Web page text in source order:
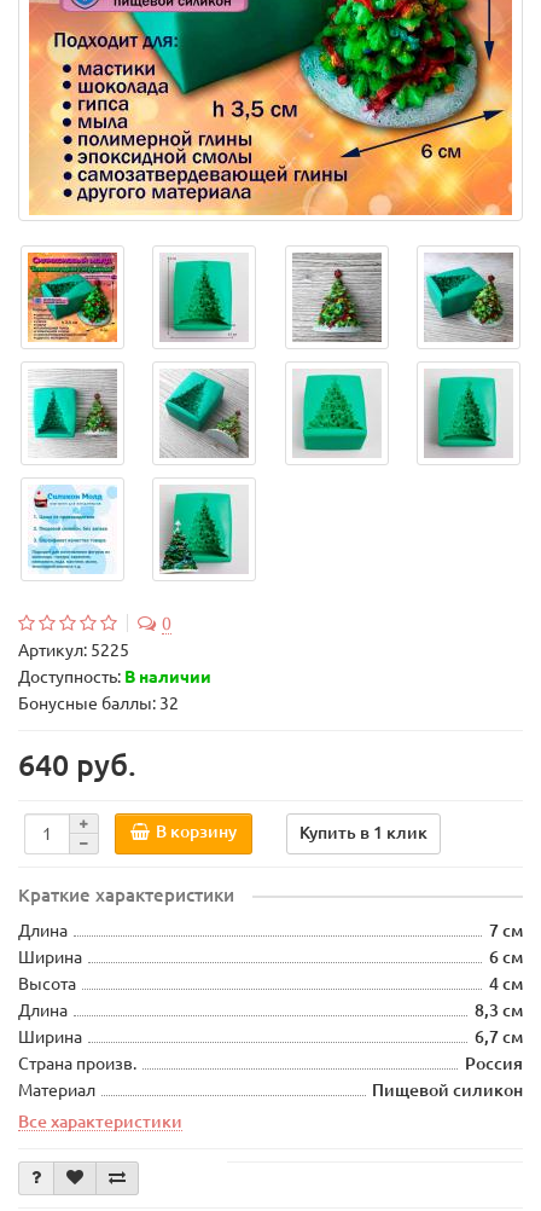
0
Артикул: 5225
Доступность: В наличии
Бонусные баллы: 32
640 руб.
В корзину Купить в 1 клик
Краткие характеристики
Длина
7 см
Ширина
6 см
Высота
4 см
Длина
8,3 см
Ширина
6,7 см
Страна произв.
Россия
Материал
Пищевой силикон
Все характеристики